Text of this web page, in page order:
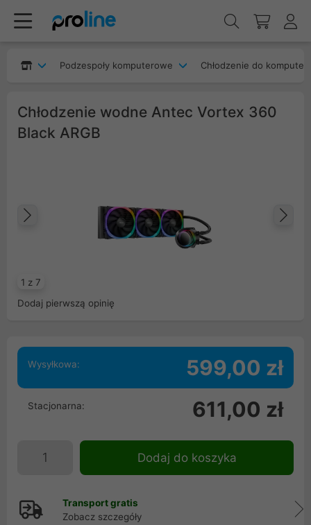
Podzespoły komputerowe Chłodzenie do
Chłodzenie wodne Antec Vortex 360
Black ARGB
1 z 7
Poprzedni
Dodaj pierwszą opinię
Wysyłkowa: 599,00 zł
Stacjonarna: 611,00 zł
Dodaj do koszyka
Transport gratis
Zobacz szczegóły